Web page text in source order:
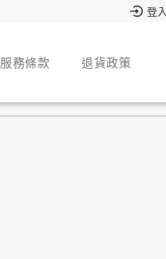
登入
服務條款 退貨政策